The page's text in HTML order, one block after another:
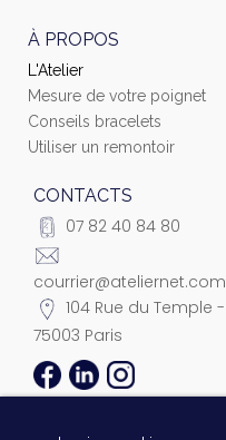
À PROPOS
L'Atelier
Mesure de votre poignet
Conseils bracelets
Utiliser un remontoir
CONTACTS
07 82 40 84 80
courrier@ateliernet.com
104 Rue du Temple -
75003 Paris